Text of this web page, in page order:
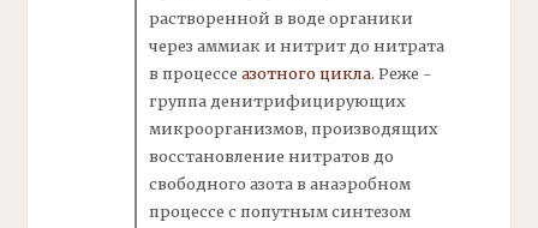
растворенной в воде органики
через аммиаки нитрит до нитрата
в процессеазотного цикла. Реже -
группа денитрифицирующих
микроорганизмов, производящих
восстановление нитратов до
свободного азотав анаэробном
процессе с попутным синтезом